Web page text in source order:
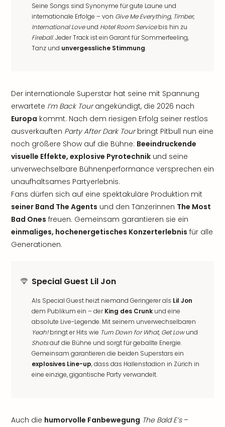
Seine Songs sind Synonyme für gute Laune und
internationale Erfolge – von Give Me Everything, Timber,
International Loveund Hotel Room Servicebis hin zu
Fireball. Jeder Track ist ein Garant für Sommerfeeling,
Tanz und unvergessliche Stimmung.
Der internationale Superstar hat seine mit Spannung
erwartete I’m Back Tourangekündigt, die 2026 nach
Europa kommt. Nach dem riesigen Erfolg seiner restlos
ausverkauften Party After Dark Tourbringt Pitbull nun eine
noch größere Show auf die Bühne: Beeindruckende
visuelle Effekte, explosive Pyrotechnik und seine
unverwechselbare Bühnenperformance versprechen ein
unaufhaltsames Partyerlebnis.
Fans dürfen sich auf eine spektakuläre Produktion mit
seiner Band The Agents und den Tänzerinnen The Most
Bad Ones freuen. Gemeinsam garantieren sie ein
einmaliges, hochenergetisches Konzerterlebnis für alle
Generationen.
Special Guest Lil Jon
Als Special Guest heizt niemand Geringerer als Lil Jon
dem Publikum ein – derKing des Crunk und eine
absolute Live-Legende. Mit seinem unverwechselbaren
Yeah!bringt er Hits wie Turn Down for What, Get Lowund
Shotsauf die Bühne und sorgt für geballte Energie.
Gemeinsam garantieren die beiden Superstars ein
explosives Line-up, dass das Hallenstadion in Zürich in
eine einzige, gigantische Party verwandelt.
Auch die humorvolle Fanbewegung The Bald E’s–